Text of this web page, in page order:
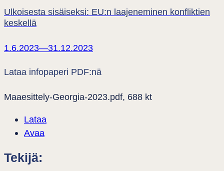
Ulkoisesta sisäiseksi: EU:n laajeneminen konfliktien
keskellä
1.6.2023—31.12.2023
Lataa infopaperi PDF:nä
Maaesittely-Georgia-2023.pdf, 688 kt
Lataa
Avaa
Tekijä: